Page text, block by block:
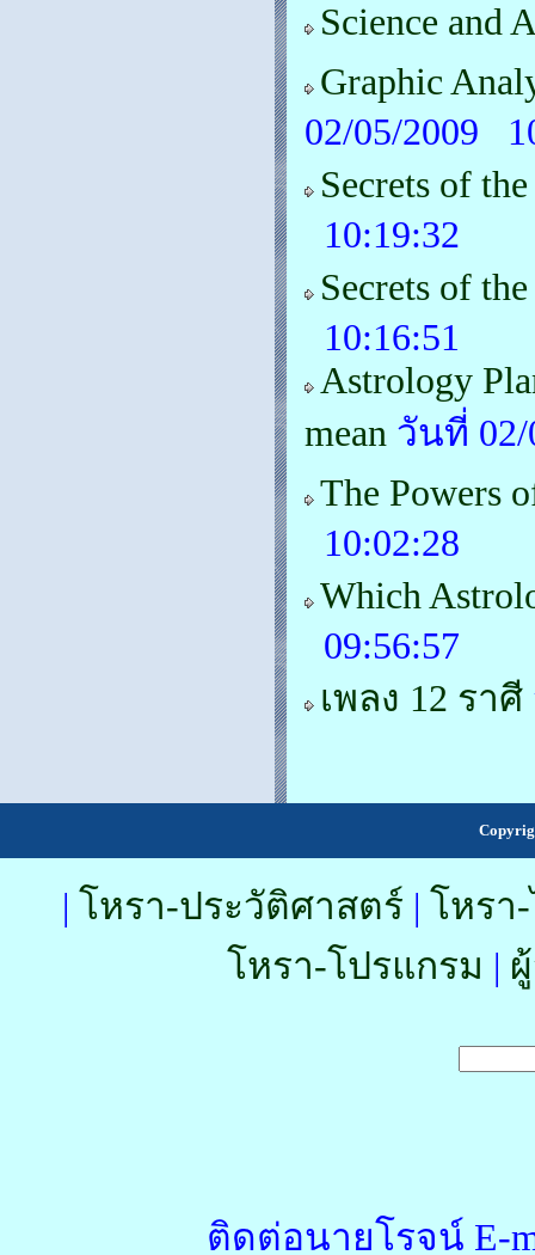
Science and
Graphic
02/05/2009
Secrets of
10:19:32
Secrets of
10:16:51
Astrology
mean วันที่ 02/
The Powers
10:02:28
Which
09:56:57
เพลง 12 ราศี
| โหรา-ประวัติศาสตร์ | โหรา
โหรา-โปรแกรม |
ติดต่อนายโรจน์ E-